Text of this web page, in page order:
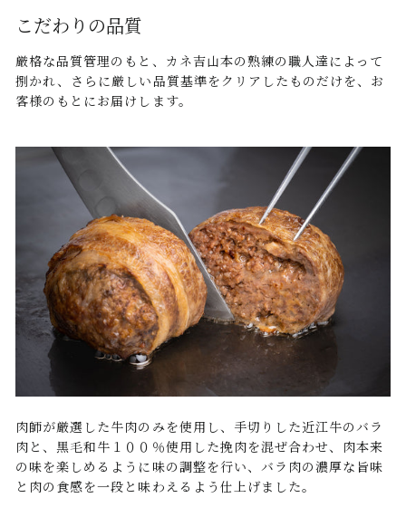
こだわりの品質
厳格な品質管理のもと、カネ吉山本の熟練の職人達によって
捌かれ、さらに厳しい品質基準をクリアしたものだけを、お
客様のもとにお届けします。
肉師が厳選した牛肉のみを使用し、手切りした近江牛のバラ
肉と、黒毛和牛１００％使用した挽肉を混ぜ合わせ、肉本来
の味を楽しめるように味の調整を行い、バラ肉の濃厚な旨味
と肉の食感を一段と味わえるよう仕上げました。